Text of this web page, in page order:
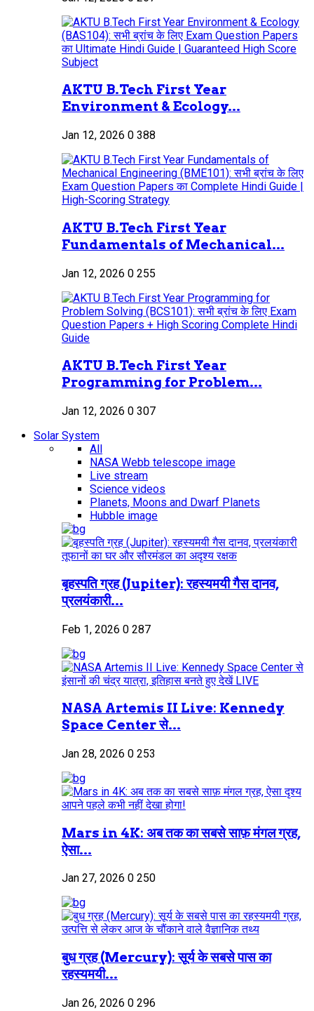
AKTU B.Tech First Year
Environment & Ecology...
Jan 12, 2026 0 388
AKTU B.Tech First Year
Fundamentals of Mechanical...
Jan 12, 2026 0 255
AKTU B.Tech First Year
Programming for Problem...
Jan 12, 2026 0 307
Solar System
All
NASA Webb telescope image
Live stream
Science videos
Planets, Moons and Dwarf Planets
Hubble image
बृहस्पति ग्रह (Jupiter): रहस्यमयी गैस दानव,
प्रलयंकारी...
Feb 1, 2026 0 287
NASA Artemis II Live: Kennedy
Space Center से...
Jan 28, 2026 0 253
Mars in 4K: अब तक का सबसे साफ़ मंगल ग्रह,
ऐसा...
Jan 27, 2026 0 250
बुध ग्रह (Mercury): सूर्य के सबसे पास का
रहस्यमयी...
Jan 26, 2026 0 296